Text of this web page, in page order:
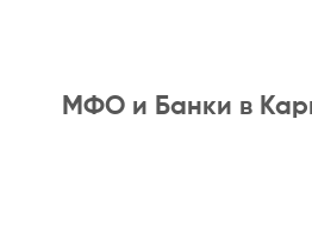
МФО и Банки в